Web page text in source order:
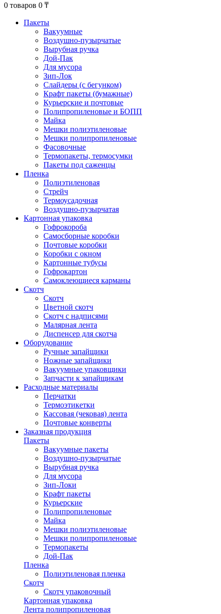
0 товаров 0 ₸
Пакеты
Вакуумные
Воздушно-пузырчатые
Вырубная ручка
Дой-Пак
Для мусора
Зип-Лок
Слайдеры (с бегунком)
Крафт пакеты (бумажные)
Курьерские и почтовые
Полипропиленовые и БОПП
Майка
Мешки полиэтиленовые
Мешки полипропиленовые
Фасовочные
Термопакеты, термосумки
Пакеты под саженцы
Пленка
Полиэтиленовая
Стрейч
Термоусадочная
Воздушно-пузырчатая
Картонная упаковка
Гофрокороба
Самосборные коробки
Почтовые коробки
Коробки с окном
Картонные тубусы
Гофрокартон
Самоклеющиеся карманы
Скотч
Скотч
Цветной скотч
Скотч с надписями
Малярная лента
Диспенсер для скотча
Оборудование
Ручные запайщики
Ножные запайщики
Вакуумные упаковщики
Запчасти к запайщикам
Расходные материалы
Перчатки
Термоэтикетки
Кассовая (чековая) лента
Почтовые конверты
Заказная продукция
Пакеты
Вакуумные пакеты
Воздушно-пузырчатые
Вырубная ручка
Для мусора
Зип-Локи
Крафт пакеты
Курьерские
Полипропиленовые
Майка
Мешки полиэтиленовые
Мешки полипропиленовые
Термопакеты
Дой-Пак
Пленка
Полиэтиленовая пленка
Скотч
Скотч упаковочный
Картонная упаковка
Лента полипропиленовая